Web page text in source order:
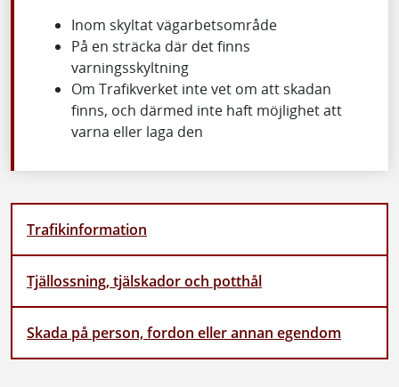
Inom skyltat vägarbetsområde
På en sträcka där det finns
varningsskyltning
Om Trafikverket inte vet om att skadan
finns, och därmed inte haft möjlighet att
varna eller laga den
Trafikinformation
Tjällossning, tjälskador och potthål
Skada på person, fordon eller annan egendom